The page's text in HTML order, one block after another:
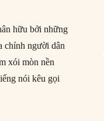
hữu bởi những
chính người dân
xói mòn nền
nói kêu gọi